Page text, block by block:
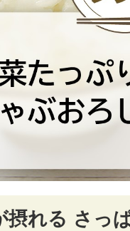
摂れる さっ